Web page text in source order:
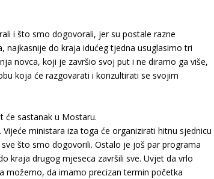
i što smo dogovorali, jer su postale razne
najkasnije do kraja idućeg tjedna usuglasimo tri
novca, koji je završio svoj put i ne diramo ga više,
koja će razgovarati i konzultirati se svojim
će sastanak u Mostaru.
ministara iza toga će organizirati hitnu sjednicu
što smo dogovorili. Ostalo je još par programa
kraja drugog mjeseca završili sve. Uvjet da vrlo
možemo, da imamo precizan termin početka